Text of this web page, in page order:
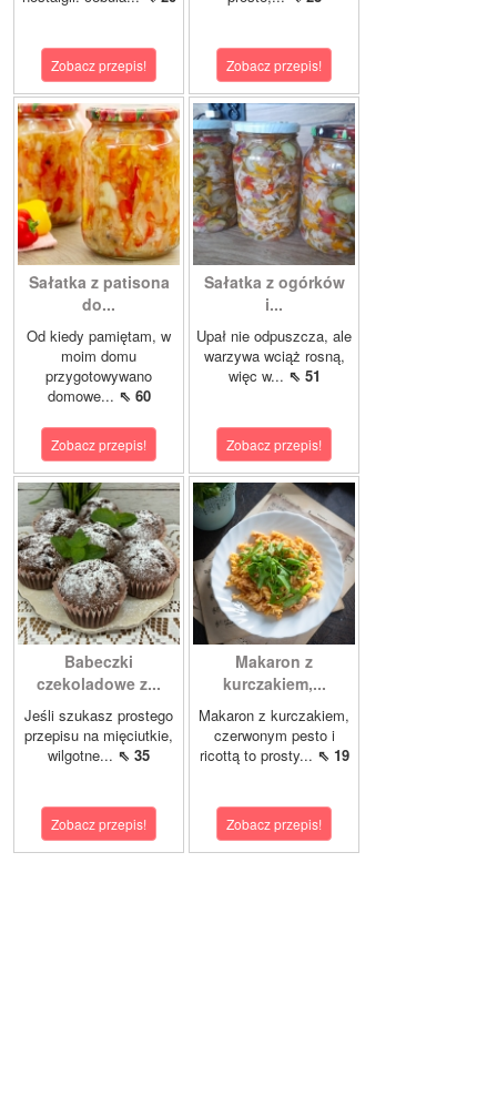
Zobacz przepis! Zobacz przepis!
Sałatka z patisona
do...
Od kiedy pamiętam, w
moim domu
przygotowywano
domowe... ⇖ 60
Zobacz przepis!
Sałatka z ogórków
i...
Upał nie odpuszcza, ale
warzywa wciąż rosną,
więc w... ⇖ 51
Zobacz przepis!
Babeczki
czekoladowe z...
Jeśli szukasz prostego
przepisu na mięciutkie,
wilgotne... ⇖ 35
Zobacz przepis!
Makaron z
kurczakiem,...
Makaron z kurczakiem,
czerwonym pesto i
ricottą to prosty... ⇖ 19
Zobacz przepis!